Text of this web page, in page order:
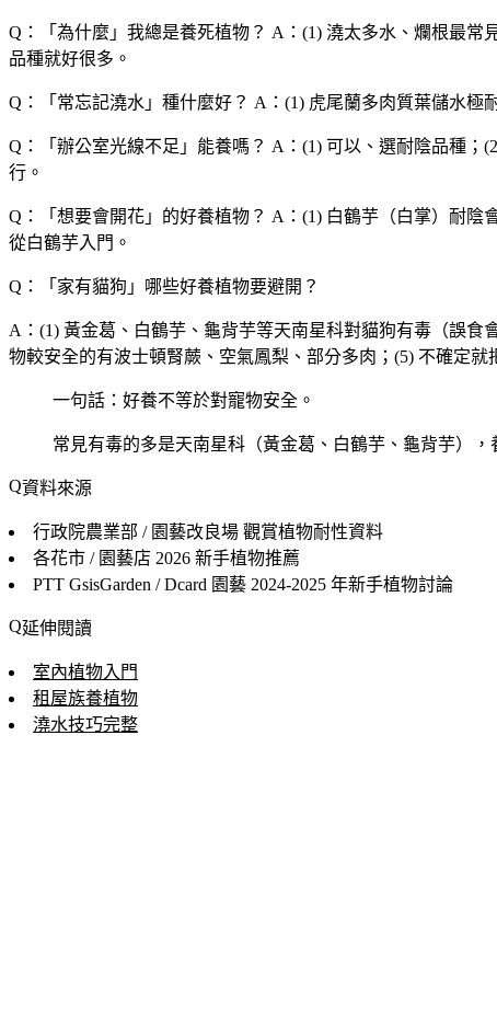
Q：「 為什麼 」我總是養死植物？ A：(1) 澆太多水、爛根最常
品種就好很多。
Q：「 常忘記澆水 」種什麼好？ A：(1) 虎尾蘭多肉質葉儲水極
Q：「 辦公室光線不足 」能養嗎？ A：(1) 可以、選耐陰品種；
行。
Q：「 想要會開花 」的好養植物？ A：(1) 白鶴芋（白掌）耐陰
從白鶴芋入門。
Q：「 家有貓狗 」哪些好養植物要避開？
A：(1) 黃金葛、白鶴芋、龜背芋等天南星科對貓狗有毒（誤
物較安全的有波士頓腎蕨、空氣鳳梨、部分多肉；(5) 不確定
一句話：好養不等於對寵物安全。
常見有毒的多是天南星科（黃金葛、白鶴芋、龜背芋）
資料來源
行政院農業部 / 園藝改良場 觀賞植物耐性資料
各花市 / 園藝店 2026 新手植物推薦
PTT GsisGarden / Dcard 園藝 2024-2025 年新手植物討論
延伸閱讀
室內植物入門
租屋族養植物
澆水技巧完整